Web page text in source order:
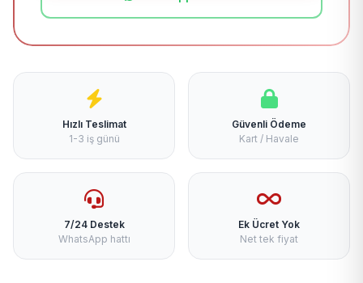
Hızlı Teslimat
1-3 iş günü
Güvenli Ödeme
Kart / Havale
7/24 Destek
WhatsApp hattı
Ek Ücret Yok
Net tek fiyat